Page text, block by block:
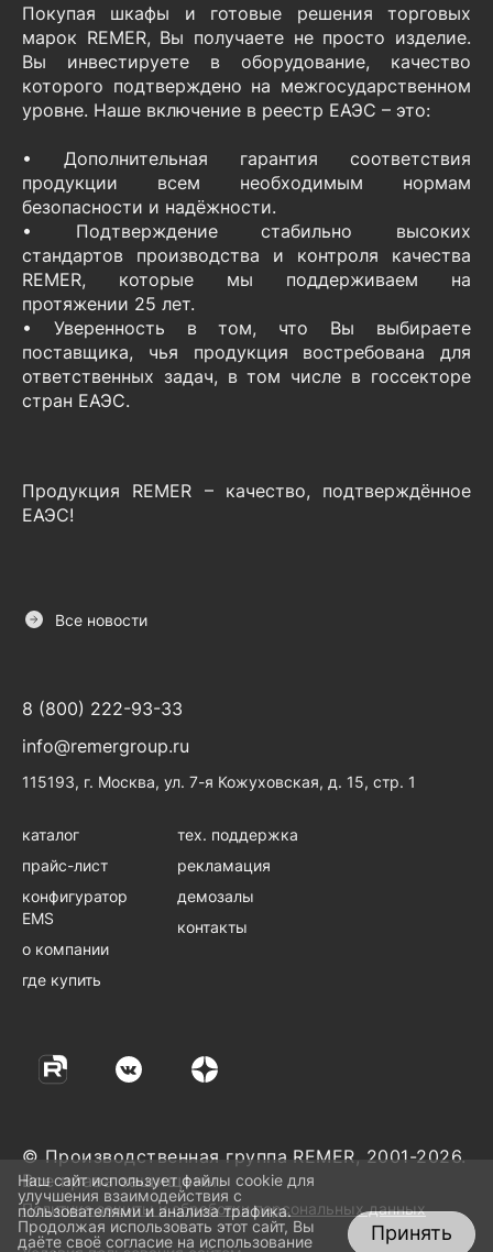
Покупая шкафы и готовые решения торговых
марок REMER, Вы получаете не просто изделие.
Вы инвестируете в оборудование, качество
которого подтверждено на межгосударственном
уровне. Наше включение в реестр ЕАЭС – это:
• Дополнительная гарантия соответствия
продукции всем необходимым нормам
безопасности и надёжности.
• Подтверждение стабильно высоких
стандартов производства и контроля качества
REMER, которые мы поддерживаем на
протяжении 25 лет.
• Уверенность в том, что Вы выбираете
поставщика, чья продукция востребована для
ответственных задач, в том числе в госсекторе
стран ЕАЭС.
Продукция REMER – качество, подтверждённое
ЕАЭС!
Все новости
8 (800) 222-93-33
info@remergroup.ru
115193, г. Москва, ул. 7-я Кожуховская, д. 15, стр. 1
каталог
прайс-лист
конфигуратор
EMS
о компании
где купить
тех. поддержка
рекламация
демозалы
контакты
© Производственная группа REMER, 2001-2026.
Все права защищены.
Политика защиты и обработки персональных данных
Наш сайт использует файлы cookie для
улучшения взаимодействия с
пользователями и анализа трафика.
Продолжая использовать этот сайт, Вы
даёте своё согласие на использование
Принять